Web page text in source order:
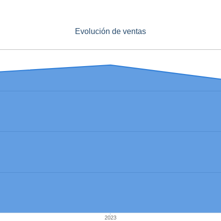
Evolución de ventas
2023